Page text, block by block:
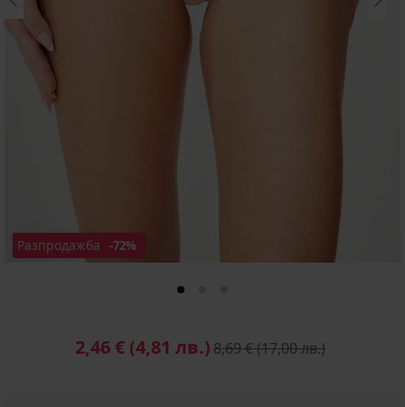
Разпродажба -72%
2,46 € (4,81 лв.)8,69 €(17,00 лв.)